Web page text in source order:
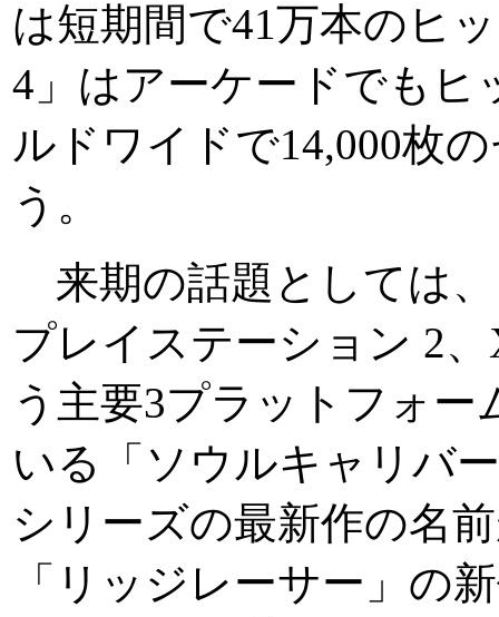
は短期間で41万本のヒ
4」はアーケードでもヒ
ルドワイドで14,000枚
う。
来期の話題としては
プレイステーション 2
う主要3プラットフォ
いる「ソウルキャリバ
シリーズの最新作の名
「リッジレーサー」の